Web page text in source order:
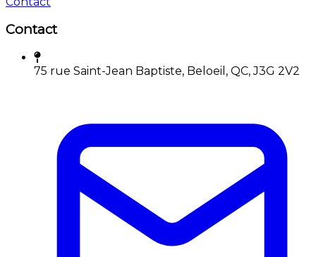
Contact
75 rue Saint-Jean Baptiste, Beloeil, QC, J3G 2V2